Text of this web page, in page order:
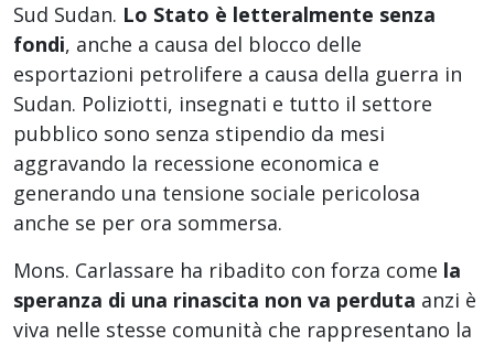
Sud Sudan. Lo Stato è letteralmente senza
fondi, anche a causa del blocco delle
esportazioni petrolifere a causa della guerra in
Sudan. Poliziotti, insegnati e tutto il settore
pubblico sono senza stipendio da mesi
aggravando la recessione economica e
generando una tensione sociale pericolosa
anche se per ora sommersa.
Mons. Carlassare ha ribadito con forza come la
speranza di una rinascita non va perduta anzi è
viva nelle stesse comunità che rappresentano la